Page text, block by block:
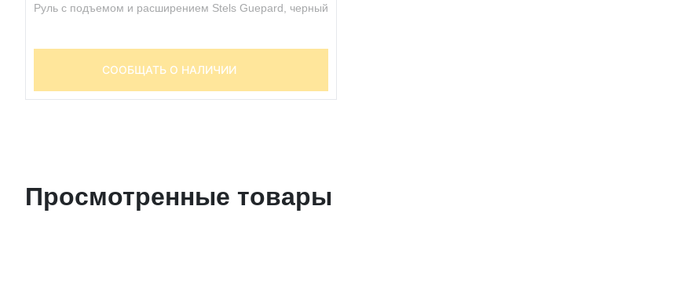
Руль c подъемом и расширением Stels Guepard, черный
СООБЩАТЬ О НАЛИЧИИ
Просмотренные товары